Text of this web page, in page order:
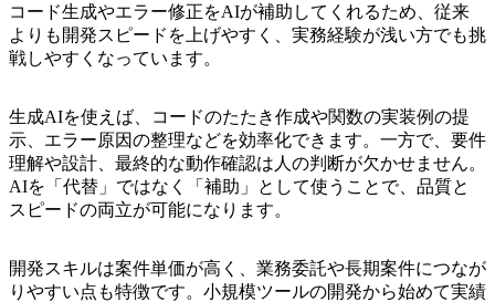
コード生成やエラー修正をAIが補助してくれるため、従来
よりも開発スピードを上げやすく、実務経験が浅い方でも挑
戦しやすくなっています。
生成AIを使えば、コードのたたき作成や関数の実装例の提
示、エラー原因の整理などを効率化できます。一方で、要件
理解や設計、最終的な動作確認は人の判断が欠かせません。
AIを「代替」ではなく「補助」として使うことで、品質と
スピードの両立が可能になります。
開発スキルは案件単価が高く、業務委託や長期案件につなが
りやすい点も特徴です。小規模ツールの開発から始めて実績